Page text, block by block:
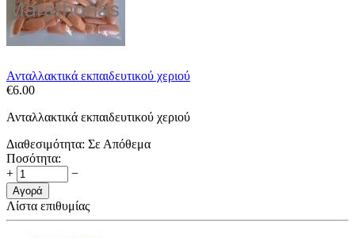
Ανταλλακτικά εκπαιδευτικού χεριού
€6.00
Ανταλλακτικά εκπαιδευτικού χεριού
Διαθεσιμότητα: Σε Απόθεμα
Ποσότητα:
+
−
Αγορά
Λίστα επιθυμίας